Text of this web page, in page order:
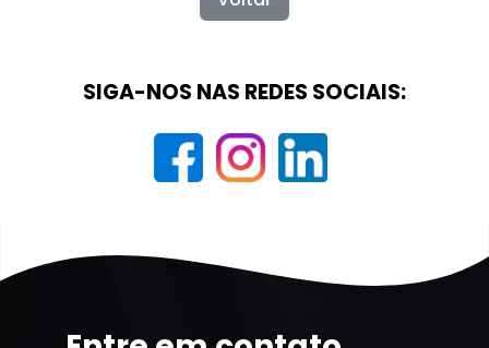
SIGA-NOS NAS REDES SOCIAIS: